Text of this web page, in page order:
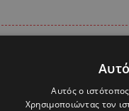
Αυτός ο
Χρησιμοποιώντας τον